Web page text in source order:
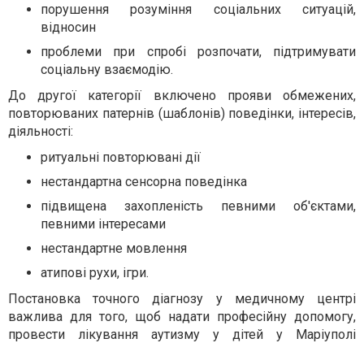
порушення розуміння соціальних ситуацій,
відносин
проблеми при спробі розпочати, підтримувати
соціальну взаємодію.
До другої категорії включено прояви обмежених,
повторюваних патернів (шаблонів) поведінки, інтересів,
діяльності:
ритуальні повторювані дії
нестандартна сенсорна поведінка
підвищена захопленість певними об'єктами,
певними інтересами
нестандартне мовлення
атипові рухи, ігри.
Постановка точного діагнозу у медичному центрі
важлива для того, щоб надати професійну допомогу,
провести лікування аутизму у дітей у Маріуполі